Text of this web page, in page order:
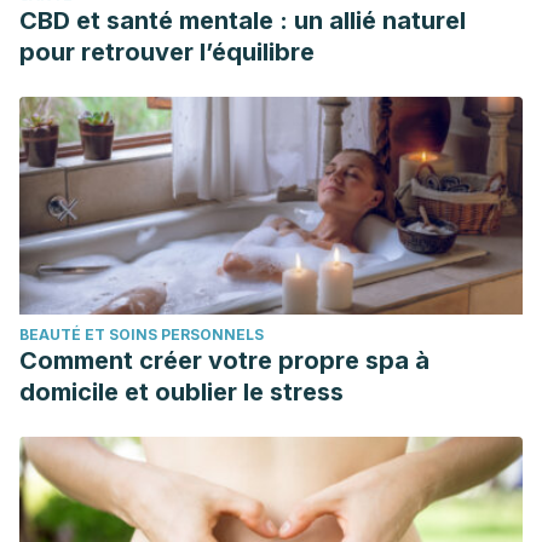
https://doi.org/10.1177/1352458517737371
Hayes, C. E., & Nashold, F. E. (2017). Vitamin D and Multiple
Vitamin D: Fourth Edition
1024). Elsevier Inc.
https://doi.org/10.1016/B978-0-12-
809963-6.00107-3
Braley, T. J., & Chervin, R. D. (2010). Fatigue in multiple
sclerosis: mechanisms, evaluation, and treatment.Sleep,
33(8), 1061–1067. https://doi.org/10.1093/sleep/33.8.1061
Cameron MH, Nilsagard Y. Balance, gait, and falls in
multiple sclerosis. In: Handbook of Clinical Neurology. 2018.
Ziemssen T. Symptom management in patients with multiple
Force coordination in manipulation tasks. Clin Neurophysiol.
2008;
Feenaughty, L., Tjaden, K., Benedict, R. H., & Weinstock-
CBD et santé mentale : un allié naturel
pour retrouver l’équilibre
BEAUTÉ ET SOINS PERSONNELS
Comment créer votre propre spa à
domicile et oublier le stress